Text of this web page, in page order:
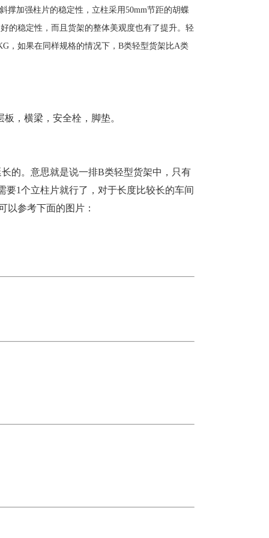
撑加强柱片的稳定性，立柱采用50mm节距的胡蝶
的稳定性，而且货架的整体美观度也有了提升。轻
，如果在同样规格的情况下， B类轻型货架 比A类
，横梁，安全栓，脚垫。
的。意思就是说一排B类轻型货架中，只有
要1个立柱片就行了，对于长度比较长的车间
以参考下面的图片：